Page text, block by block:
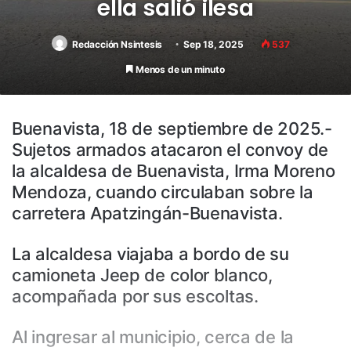
ella salió ilesa
Redacción Nsintesis Sep 18, 2025 537
Menos de un minuto
Buenavista, 18 de septiembre de 2025.-
Sujetos armados atacaron el convoy de
la alcaldesa de Buenavista, Irma Moreno
Mendoza, cuando circulaban sobre la
carretera Apatzingán-Buenavista.
La alcaldesa viajaba a bordo de su
camioneta Jeep de color blanco,
acompañada por sus escoltas.
Al ingresar al municipio, cerca de la